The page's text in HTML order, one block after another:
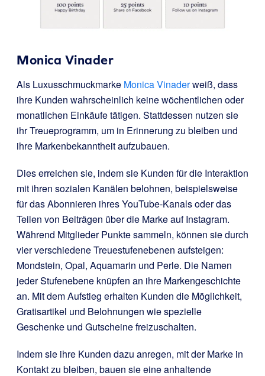
Monica Vinader
Als Luxusschmuckmarke Monica Vinaderweiß, dass
ihre Kunden wahrscheinlich keine wöchentlichen oder
monatlichen Einkäufe tätigen. Stattdessen nutzen sie
ihr Treueprogramm, um in Erinnerung zu bleiben und
ihre Markenbekanntheit aufzubauen.
Dies erreichen sie, indem sie Kunden für die Interaktion
mit ihren sozialen Kanälen belohnen, beispielsweise
für das Abonnieren ihres YouTube-Kanals oder das
Teilen von Beiträgen über die Marke auf Instagram.
Während Mitglieder Punkte sammeln, können sie durch
vier verschiedene Treuestufenebenen aufsteigen:
Mondstein, Opal, Aquamarin und Perle. Die Namen
jeder Stufenebene knüpfen an ihre Markengeschichte
an. Mit dem Aufstieg erhalten Kunden die Möglichkeit,
Gratisartikel und Belohnungen wie spezielle
Geschenke und Gutscheine freizuschalten.
Indem sie ihre Kunden dazu anregen, mit der Marke in
Kontakt zu bleiben, bauen sie eine anhaltende